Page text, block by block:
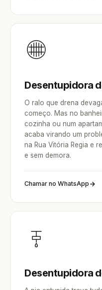
Desentupidora
O ralo que drena
começo. Mas no
cozinha ou num
acaba virando um
na Rua Vitória Regia e
e sem demora.
Chamar no WhatsApp
Desentupidora